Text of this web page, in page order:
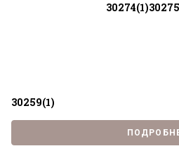
согласен на их
30259(1)
30274(1)